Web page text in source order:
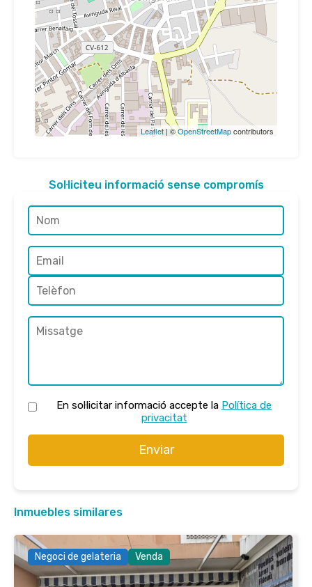
Leaflet | ©OpenStreetMapcontributors
Sol·liciteu informació sense compromís
En sol·licitar informació accepte la Política de
privacitat
Enviar
Inmuebles similares
Negoci de gelateria Venda